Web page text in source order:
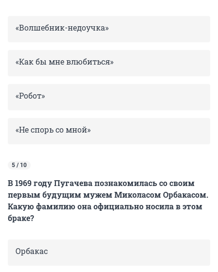
«Волшебник-недоучка»
«Как бы мне влюбиться»
«Робот»
«Не спорь со мной»
5 / 10
В 1969 году Пугачева познакомилась со своим
первым будущим мужем Миколасом Орбакасом.
Какую фамилию она официально носила в этом
браке?
Орбакас